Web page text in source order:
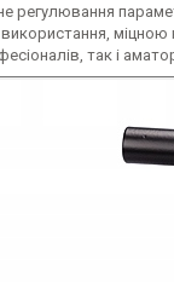
регулювання
міцною
так і